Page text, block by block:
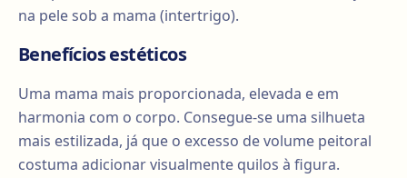
na pele sob a mama (intertrigo).
Benefícios estéticos
Uma mama mais proporcionada, elevada e em
harmonia com o corpo. Consegue-se uma silhueta
mais estilizada, já que o excesso de volume peitoral
costuma adicionar visualmente quilos à figura.